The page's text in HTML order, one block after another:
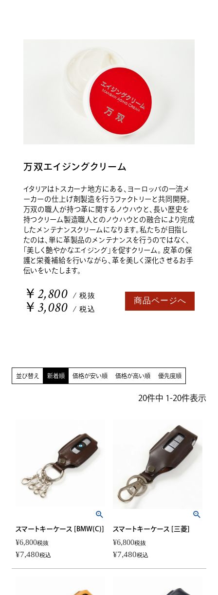
万双エイジングクリーム
イタリアはトスカーナ地方にある、ヨーロッパの一流メ
ーカーの仕上げ剤製造を行うファクトリーと共同開発。
万双の職人が持つ革に関するノウハウと、長い歴史を
持つクリーム製造職人とのノウハウとの融合により完成
したメンテナンスクリームになります。私たちが目指し
たのは、単に革製品のメンテナンスを行うのではなく、
「美しく艶やかなエイジング」を促すクリーム。 皮革の保
護と栄養補給を行いながら、革を美しく深化させるお手
伝いをいたします。
￥2,800 / 税抜
￥3,080 / 税込
商品ページへ
並び替え 新着順 価格が安い順 価格が高い順 優先度順
20件中 1-20件表示
スマートキーケース [BMW(C)]
¥6,800税抜
¥7,480税込
スマートキーケース [三菱]
¥6,800税抜
¥7,480税込